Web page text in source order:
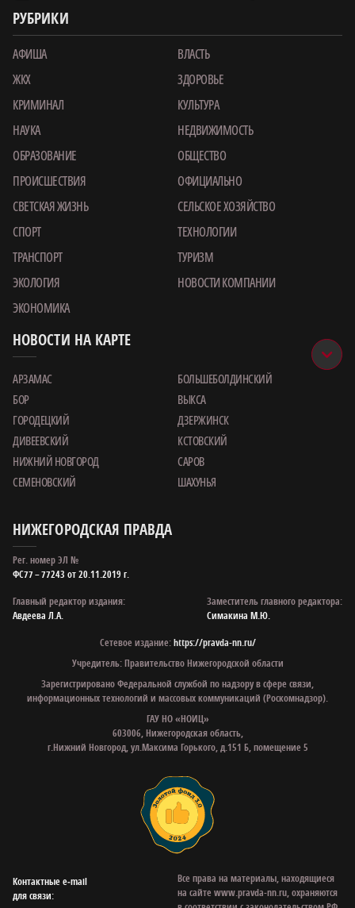
РУБРИКИ
АФИША
ВЛАСТЬ
ЖКХ
ЗДОРОВЬЕ
КРИМИНАЛ
КУЛЬТУРА
НАУКА
НЕДВИЖИМОСТЬ
ОБРАЗОВАНИЕ
ОБЩЕСТВО
ПРОИСШЕСТВИЯ
ОФИЦИАЛЬНО
СВЕТСКАЯ ЖИЗНЬ
СЕЛЬСКОЕ ХОЗЯЙСТВО
СПОРТ
ТЕХНОЛОГИИ
ТРАНСПОРТ
ТУРИЗМ
ЭКОЛОГИЯ
НОВОСТИ КОМПАНИИ
ЭКОНОМИКА
НОВОСТИ НА КАРТЕ
АРЗАМАС
БОЛЬШЕБОЛДИНСКИЙ
БОР
ВЫКСА
ГОРОДЕЦКИЙ
ДЗЕРЖИНСК
ДИВЕЕВСКИЙ
КСТОВСКИЙ
НИЖНИЙ НОВГОРОД
САРОВ
СЕМЕНОВСКИЙ
ШАХУНЬЯ
НИЖЕГОРОДСКАЯ ПРАВДА
Рег. номер ЭЛ №
ФС77 – 77243 от 20.11.2019 г.
Главный редактор издания:
Авдеева Л.А.
Заместитель главного редактора:
Симакина М.Ю.
Сетевое издание:https://pravda-nn.ru/
Учредитель: Правительство Нижегородской области
Зарегистрировано Федеральной службой по надзору в сфере связи,
информационных технологий и массовых коммуникаций (Роскомнадзор).
ГАУ НО «НОИЦ»
603006, Нижегородская область,
г.Нижний Новгород, ул.Максима Горького, д.151 Б, помещение 5
Контактные e‑mail
для связи:
Все права на материалы, находящиеся
на сайте www.pravda-nn.ru, охраняются